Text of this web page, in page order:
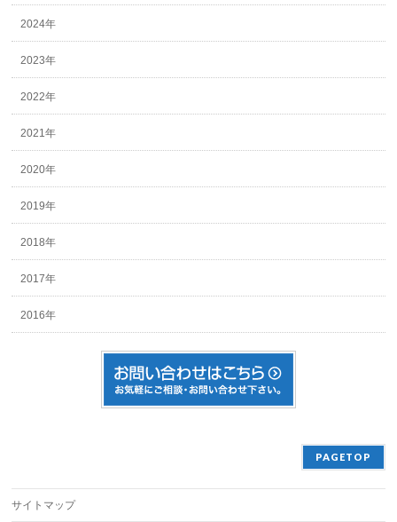
2024年
2023年
2022年
2021年
2020年
2019年
2018年
2017年
2016年
PAGETOP
サイトマップ